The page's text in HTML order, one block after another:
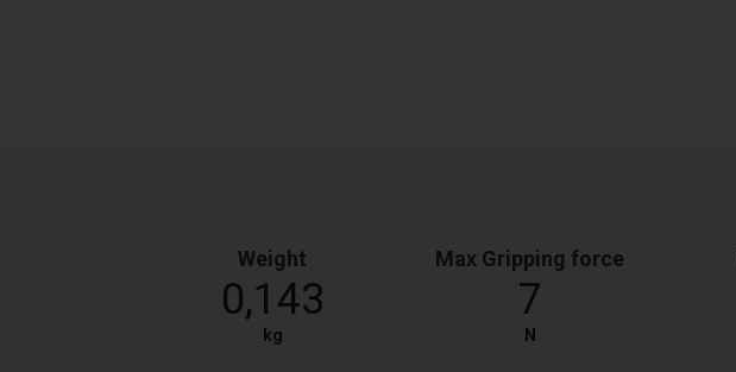
Weight
0,143
kg
Max Gripping force
7
N